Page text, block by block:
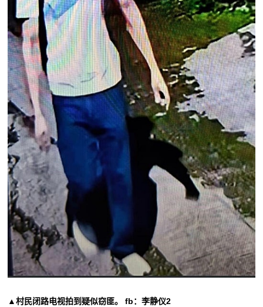
▲村民闭路电视拍到疑似窃匪。 fb：李静仪2